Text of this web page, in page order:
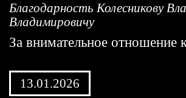
Благодарность Колесникову
Владимировичу
За внимательное отношение
13.01.2026